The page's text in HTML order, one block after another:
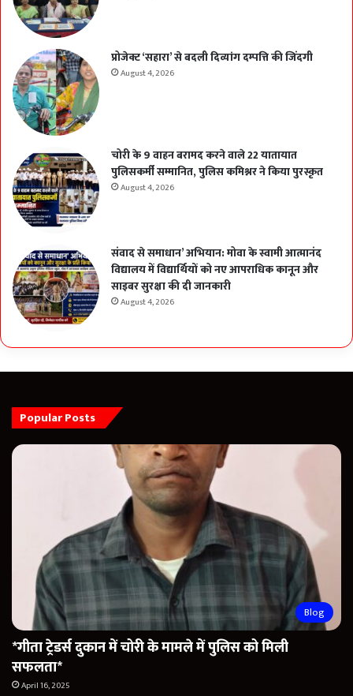
प्रोजेक्ट ‘सहारा’ से बदली दिव्यांग दम्पत्ति की जिंदगी
August 4, 2026
चोरी के 9 वाहन बरामद करने वाले 22 यातायात
पुलिसकर्मी सम्मानित, पुलिस कमिश्नर ने किया पुरस्कृत
August 4, 2026
संवाद से समाधान’ अभियान: मोवा के स्वामी आत्मानंद
विद्यालय में विद्यार्थियों को नए आपराधिक कानून और
साइबर सुरक्षा की दी जानकारी
August 4, 2026
Popular Posts
Blog
*गीता ट्रेडर्स दुकान में चोरी के मामले में पुलिस को मिली
सफलता*
April 16, 2025